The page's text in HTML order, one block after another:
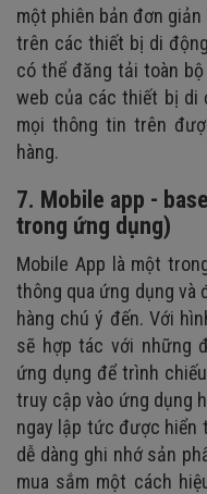
một phiên bản đơn
trên các thiết bị di
có thể đăng tải toàn
web của các thiết bị di
mọi thông tin trên
hàng.
7. Mobile app -
trong ứng dụng)
Mobile App là một
thông qua ứng dụng và
hàng chú ý đến. Với
sẽ hợp tác với những
ứng dụng để trình
truy cập vào ứng dụng
ngay lập tức được hiển
dễ dàng ghi nhớ sản
mua sắm một cách